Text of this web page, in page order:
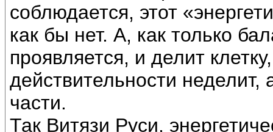
соблюдается, этот
как бы нет. А, как только
проявляется, и делит
действительности неделит,
части.
Так Витязи Руси,